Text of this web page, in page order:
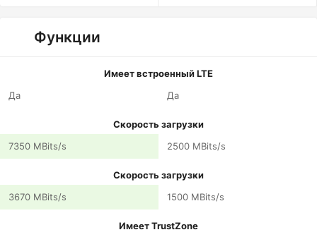
Функции
Имеет встроенный LTE
Да
Да
Скорость загрузки
7350 MBits/s
2500 MBits/s
Скорость загрузки
3670 MBits/s
1500 MBits/s
Имеет TrustZone